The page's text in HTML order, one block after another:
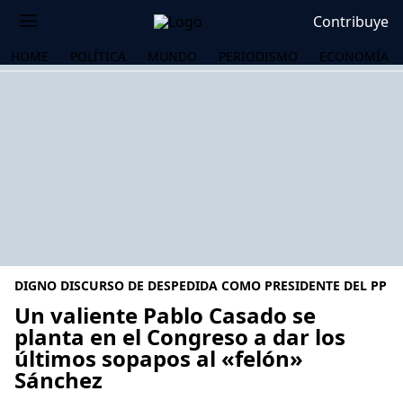
Contribuye
HOME POLÍTICA MUNDO PERIODISMO ECONOMÍA
DIGNO DISCURSO DE DESPEDIDA COMO PRESIDENTE DEL PP
Un valiente Pablo Casado se
planta en el Congreso a dar los
últimos sopapos al «felón»
Sánchez